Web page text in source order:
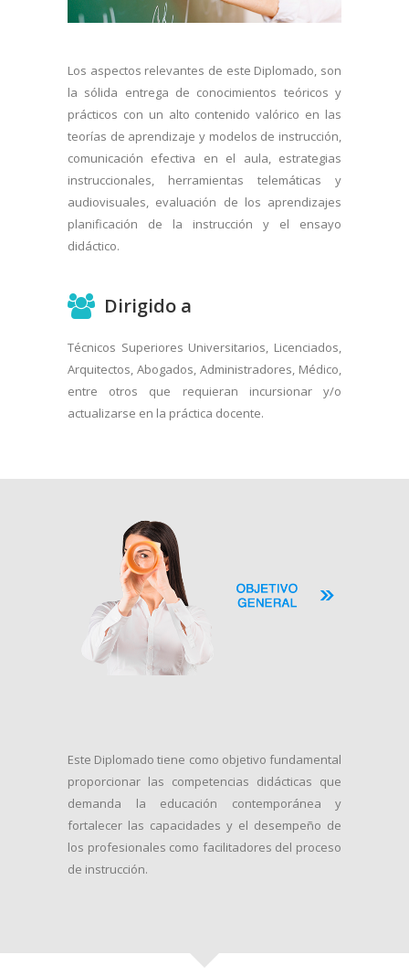
Los aspectos relevantes de este Diplomado, son
la sólida entrega de conocimientos teóricos y
prácticos con un alto contenido valórico en las
teorías de aprendizaje y modelos de instrucción,
comunicación efectiva en el aula, estrategias
instruccionales, herramientas telemáticas y
audiovisuales, evaluación de los aprendizajes
planificación de la instrucción y el ensayo
didáctico.
Dirigido a
Técnicos Superiores Universitarios, Licenciados,
Arquitectos, Abogados, Administradores, Médico,
entre otros que requieran incursionar y/o
actualizarse en la práctica docente.
Este Diplomado tiene como objetivo fundamental
proporcionar las competencias didácticas que
demanda la educación contemporánea y
fortalecer las capacidades y el desempeño de
los profesionales como facilitadores del proceso
de instrucción.